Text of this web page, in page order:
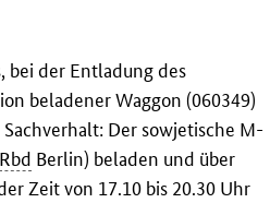
bei der Entladung des
beladener Waggon (060349)
Der sowjetische M-
Rbd Berlin) beladen und über
Zeit von 17.10 bis 20.30 Uhr